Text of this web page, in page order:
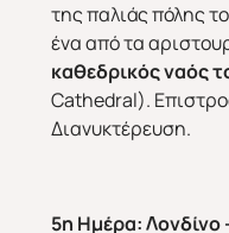
της παλιάς πόλης
ένα από τα
καθεδρικός ναός
Cathedral).
Διανυκτέρευση.
5η Ημέρα:Λονδίνο